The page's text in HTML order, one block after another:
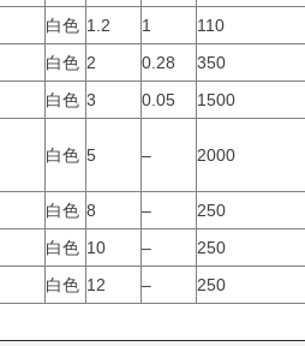
白色 1.2 1 110
白色 2 0.28 350
白色 3 0.05 1500
白色 5 – 2000
白色 8 – 250
白色 10 – 250
白色 12 – 250